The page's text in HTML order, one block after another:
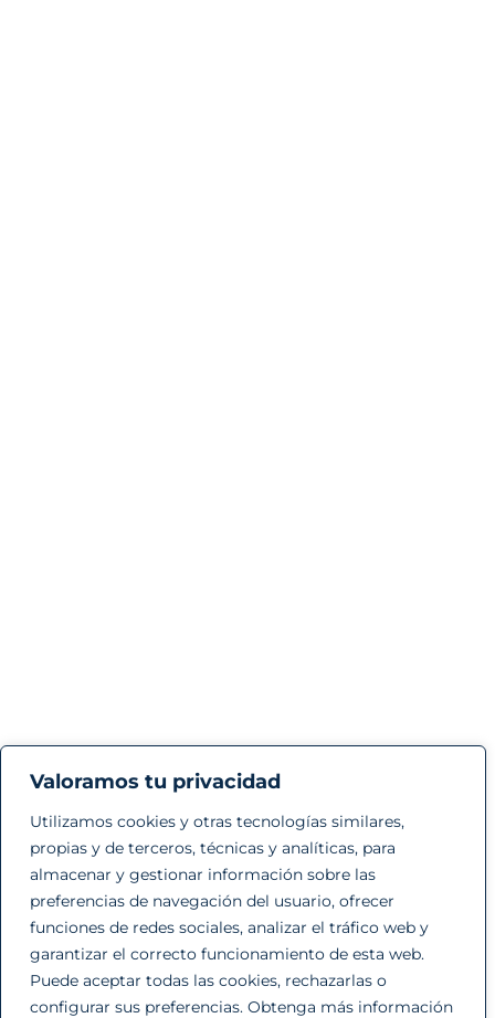
Valoramos tu privacidad
Utilizamos cookies y otras tecnologías similares,
propias y de terceros, técnicas y analíticas, para
almacenar y gestionar información sobre las
preferencias de navegación del usuario, ofrecer
funciones de redes sociales, analizar el tráfico web y
garantizar el correcto funcionamiento de esta web.
Puede aceptar todas las cookies, rechazarlas o
configurar sus preferencias. Obtenga más información